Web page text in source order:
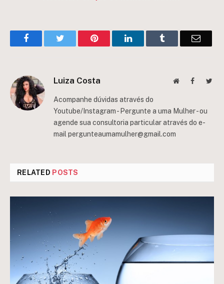
FacebookTwitter Pinterest LinkedInTumblr Email
Luiza Costa WebsiteFacebook
Acompanhe dúvidas através do
Youtube/Instagram - Pergunte a uma Mulher - ou
agende sua consultoria particular através do e-
mail pergunteaumamulher@gmail.com
RELATED POSTS